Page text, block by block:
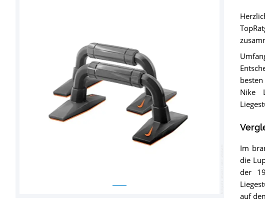
Nike
Im
die
der
auf